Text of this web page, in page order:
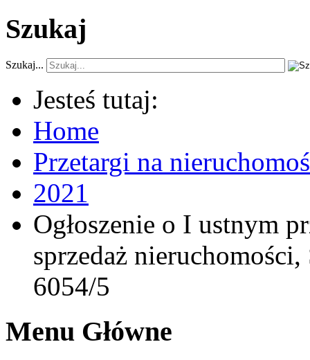
Szukaj
Szukaj...
Jesteś tutaj:
Home
Przetargi na
2021
Ogłoszenie o I ustnym
sprzedaż
6054/5
Menu Główne